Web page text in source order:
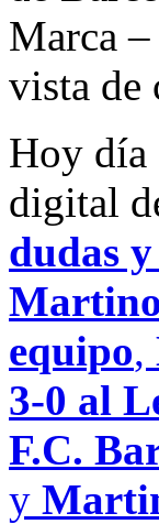
Marca
vista de
Hoy día
digital
dudas
Martino
equipo,
3-0 al
F.C.
y